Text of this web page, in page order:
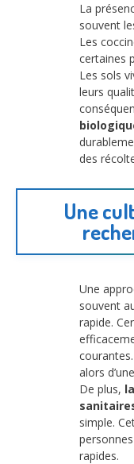
La
souvent
Les
certaines
Les sols
leurs
des
Une
Une
souvent
rapide.
courantes.
alors
De plus,
simple.
rapides.